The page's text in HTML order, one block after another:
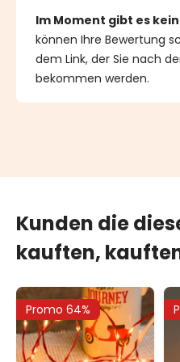
Im Moment gibt es
können Ihre Bewertung
dem Link, der Sie nach
bekommen werden.
Kunden die
kauften,
Promo 64%